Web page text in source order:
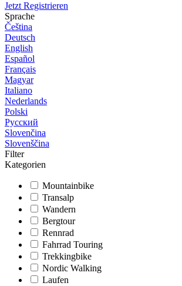
Jetzt Registrieren
Sprache
Čeština
Deutsch
English
Español
Français
Magyar
Italiano
Nederlands
Polski
Русский
Slovenčina
Slovenščina
Filter
Kategorien
Mountainbike
Transalp
Wandern
Bergtour
Rennrad
Fahrrad Touring
Trekkingbike
Nordic Walking
Laufen